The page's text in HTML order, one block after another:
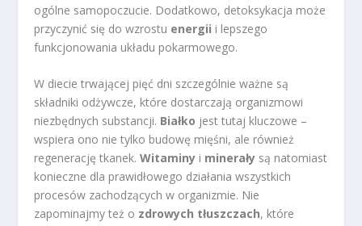
ogólne samopoczucie. Dodatkowo, detoksykacja może
przyczynić się do wzrostu energii i lepszego
funkcjonowania układu pokarmowego.
W diecie trwającej pięć dni szczególnie ważne są
składniki odżywcze, które dostarczają organizmowi
niezbędnych substancji. Białko jest tutaj kluczowe –
wspiera ono nie tylko budowę mięśni, ale również
regenerację tkanek.Witaminy i minerały są natomiast
konieczne dla prawidłowego działania wszystkich
procesów zachodzących w organizmie. Nie
zapominajmy też o zdrowych tłuszczach, które